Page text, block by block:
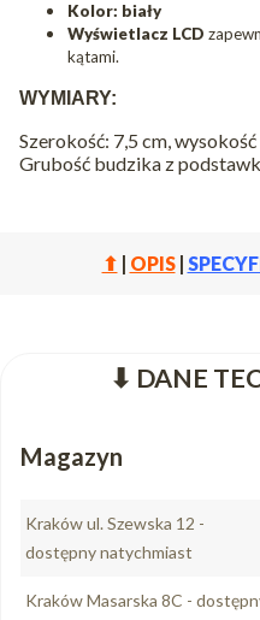
Kolor: biały
Wyświetlacz LCD
kątami.
WYMIARY:
Szerokość: 7,5 cm,
Grubość budzika z
⬆ OPIS|
⬇ DANE
Magazyn
Kraków ul. Szewska 12 -
dostępny natychmiast
Kraków Masarska 8C -